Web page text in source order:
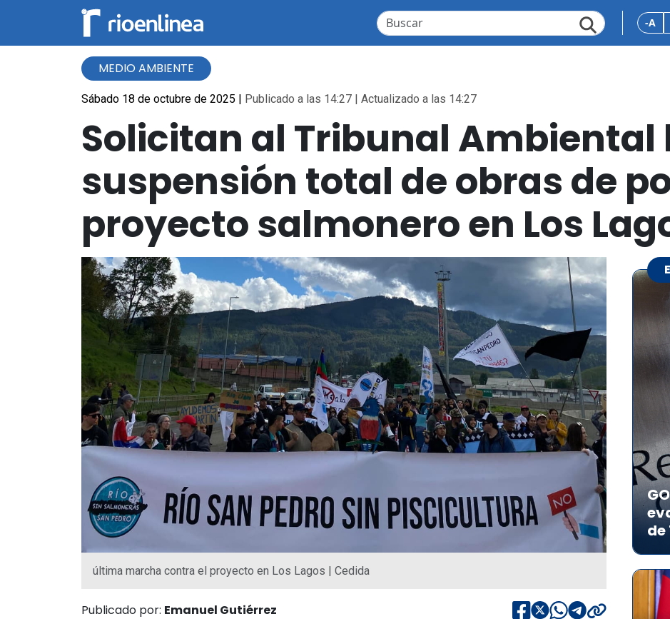
-A
MEDIO AMBIENTE
Sábado 18 de octubre de 2025 | Publicado a las 14:27 | Actualizado a las 14:27
Solicitan al Tribunal Ambiental
suspensión total de obras de
proyecto salmonero en Los
última marcha contra el proyecto en Los Lagos | Cedida
Publicado por: Emanuel Gutiérrez